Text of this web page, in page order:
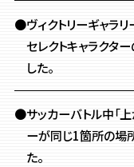
●ヴィクトリーギャラ
セレクトキャラクタ
した。
●サッカーバトル中「上
ーが同じ1箇所の場
た。